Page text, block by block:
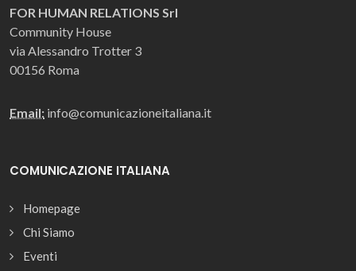
FOR HUMAN RELATIONS Srl
Community House
via Alessandro Trotter 3
00156 Roma
Email: info@comunicazioneitaliana.it
COMUNICAZIONE ITALIANA
Homepage
Chi Siamo
Eventi